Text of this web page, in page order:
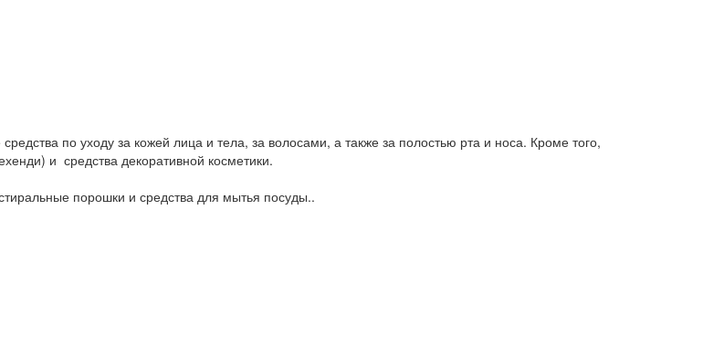
по уходу за кожей лица и тела, за волосами, а также за полостью рта и носа. Кроме того,
и средства декоративной косметики.
порошки и средства для мытья посуды..